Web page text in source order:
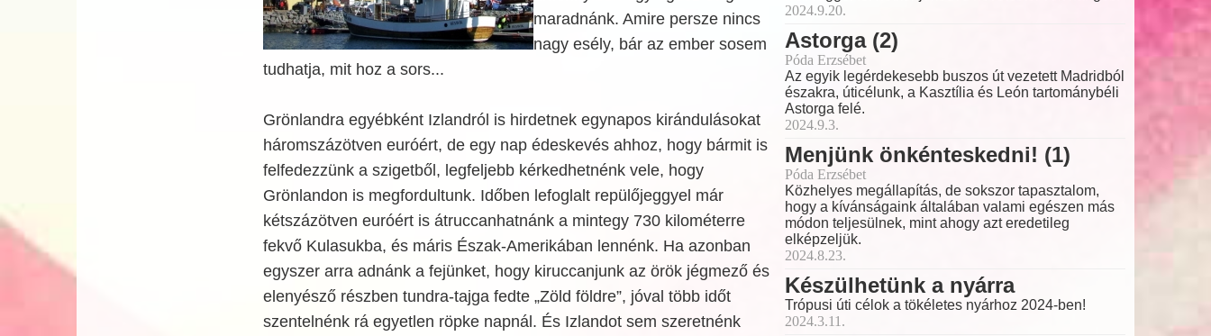
maradnánk. Amire persze nincs
nagy esély, bár az ember sosem
tudhatja, mit hoz a sors...
Grönlandra egyébként Izlandról is hirdetnek egynapos kirándulásokat
háromszázötven euróért, de egy nap édeskevés ahhoz, hogy bármit is
felfedezzünk a szigetből, legfeljebb kérkedhetnénk vele, hogy
Grönlandon is megfordultunk. Időben lefoglalt repülőjeggyel már
kétszázötven euróért is átruccanhatnánk a mintegy 730 kilométerre
fekvő Kulasukba, és máris Észak-Amerikában lennénk. Ha azonban
egyszer arra adnánk a fejünket, hogy kiruccanjunk az örök jégmező és
elenyésző részben tundra-tajga fedte „Zöld földre”, jóval több időt
szentelnénk rá egyetlen röpke napnál. És Izlandot sem szeretnénk
2024.9.20.
Astorga (2)
Póda Erzsébet
Az egyik legérdekesebb buszos út vezetett Madridból
északra, úticélunk, a Kasztília és León tartománybéli
Astorga felé.
2024.9.3.
Menjünk önkénteskedni! (1)
Póda Erzsébet
Közhelyes megállapítás, de sokszor tapasztalom,
hogy a kívánságaink általában valami egészen más
módon teljesülnek, mint ahogy azt eredetileg
elképzeljük.
2024.8.23.
Készülhetünk a nyárra
Trópusi úti célok a tökéletes nyárhoz 2024-ben!
2024.3.11.